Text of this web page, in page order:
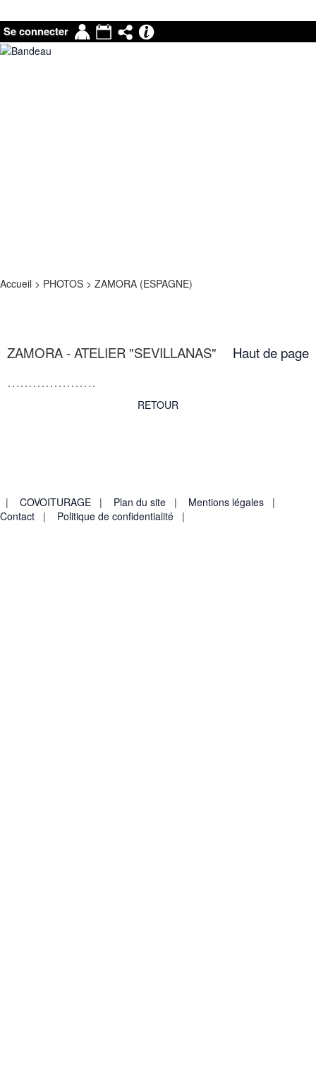
Se connecter
Mon AgendaPartage
Accueil > PHOTOS > ZAMORA (ESPAGNE)
ZAMORA - ATELIER "SEVILLANAS" Haut de page
RETOUR
|
COVOITURAGE | Plan du site | Mentions légales
|
Contact
| Politique de confidentialité |